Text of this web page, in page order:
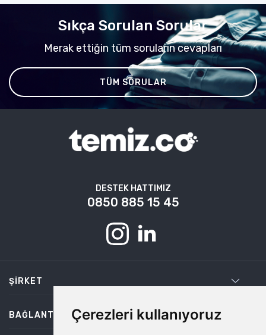
Çerezleri kullanıyoruz
Sıkça Sorulan Sorular
Merak ettiğin tüm soruların cevapları
TÜM SORULAR
DESTEK HATTIMIZ
0850 885 15 45
ŞIRKET
BAĞLANTILAR